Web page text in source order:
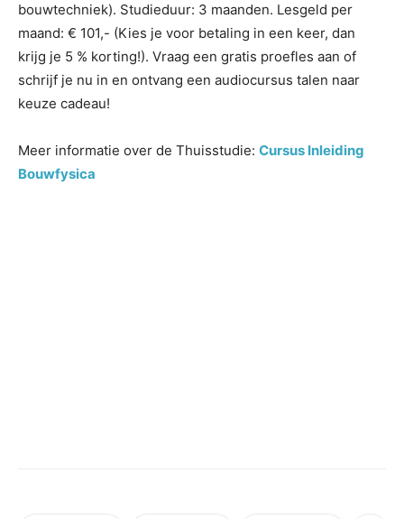
bouwtechniek). Studieduur: 3 maanden. Lesgeld per
maand: € 101,- (Kies je voor betaling in een keer, dan
krijg je 5 % korting!). Vraag een gratis proefles aan of
schrijf je nu in en ontvang een audiocursus talen naar
keuze cadeau!
Meer informatie over de Thuisstudie: Cursus Inleiding
Bouwfysica